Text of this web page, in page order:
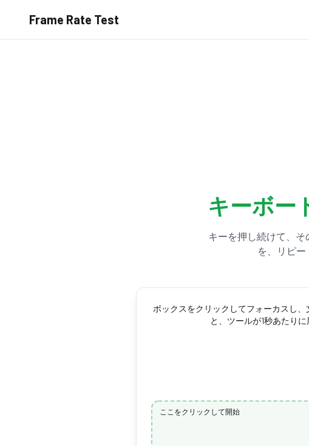
Frame Rate Test
キーボー
キーを押し続けて、そ
を、リピー
ボックスをクリックしてフォーカスし
と、ツールが1秒あたり
ここをクリックして開始